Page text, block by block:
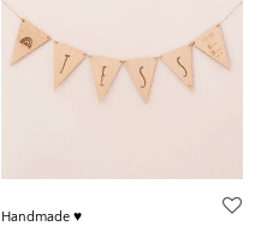
Handmade ♥